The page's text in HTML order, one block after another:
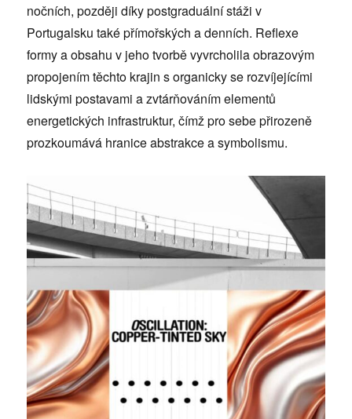
nočních, později díky postgraduální stáži v
Portugalsku také přímořských a denních. Reflexe
formy a obsahu v jeho tvorbě vyvrcholila obrazovým
propojením těchto krajin s organicky se rozvíjejícími
lidskými postavami a zvtárňováním elementů
energetických infrastruktur, čímž pro sebe přirozeně
prozkoumává hranice abstrakce a symbolismu.